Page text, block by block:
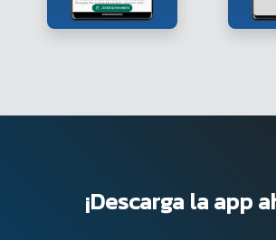
¡Descarga la app